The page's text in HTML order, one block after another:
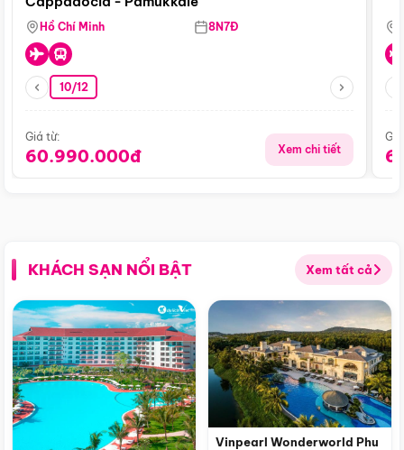
Hồ Chí Minh 8N7Đ
10/12
Giá từ:
60.990.000đ Xem chi tiết
KHÁCH SẠN NỔI BẬT Xem tất cả
Vinpearl Wonderworld Phu